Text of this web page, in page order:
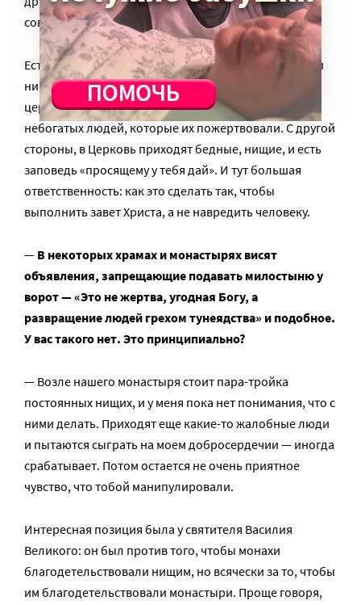
совести.
Есть жесткая формула: «Деньги Церкви — это деньги
нищих». В ней два смысла. С одной стороны,
церковные деньги — деньги преимущественно
небогатых людей, которые их пожертвовали. С другой
стороны, в Церковь приходят бедные, нищие, и есть
заповедь «просящему у тебя дай». И тут большая
ответственность: как это сделать так, чтобы
выполнить завет Христа, а не навредить человеку.
— В некоторых храмах и монастырях висят
объявления, запрещающие подавать милостыню у
ворот — «Это не жертва, угодная Богу, а
развращение людей грехом тунеядства» и подобное.
У вас такого нет. Это принципиально?
— Возле нашего монастыря стоит пара-тройка
постоянных нищих, и у меня пока нет понимания, что с
ними делать. Приходят еще какие-то жалобные люди
и пытаются сыграть на моем добросердечии — иногда
срабатывает. Потом остается не очень приятное
чувство, что тобой манипулировали.
Интересная позиция была у святителя Василия
Великого: он был против того, чтобы монахи
благодетельствовали нищим, но всячески за то, чтобы
им благодетельствовали монастыри. Проще говоря,